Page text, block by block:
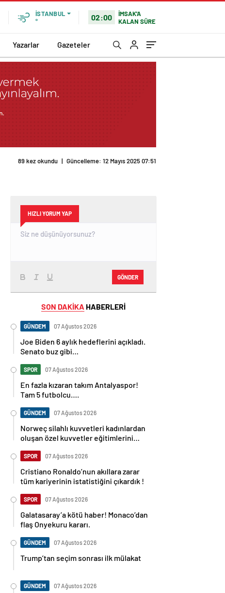
İSTANBUL
°
02:00
İMSAK'A
KALAN SÜRE
Yazarlar Gazeteler
89 kez okundu | Güncelleme: 12 Mayıs 2025 07:51
HIZLI YORUM YAP
GÖNDER
SON DAKİKA HABERLERİ
GÜNDEM 07 Ağustos 2026
Joe Biden 6 aylık hedeflerini açıkladı.
Senato buz gibi…
SPOR 07 Ağustos 2026
En fazla kızaran takım Antalyaspor!
Tam 5 futbolcu….
GÜNDEM 07 Ağustos 2026
Norweç silahlı kuvvetleri kadınlardan
oluşan özel kuvvetler eğitimlerini
SPOR 07 Ağustos 2026
Cristiano Ronaldo’nun akıllara zarar
tüm kariyerinin istatistiğini çıkardık !
SPOR 07 Ağustos 2026
Galatasaray’a kötü haber! Monaco’dan
flaş Onyekuru kararı.
GÜNDEM 07 Ağustos 2026
Trump’tan seçim sonrası ilk mülakat
GÜNDEM 07 Ağustos 2026